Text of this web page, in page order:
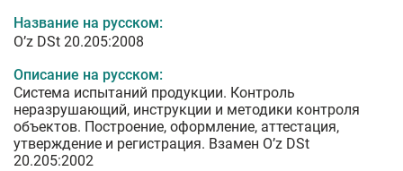
Название на русском:
O’z DSt 20.205:2008
Описание на русском:
Система испытаний продукции. Контроль
неразрушающий, инструкции и методики контроля
объектов. Построение, оформление, аттестация,
утверждение и регистрация. Взамен O’z DSt
20.205:2002